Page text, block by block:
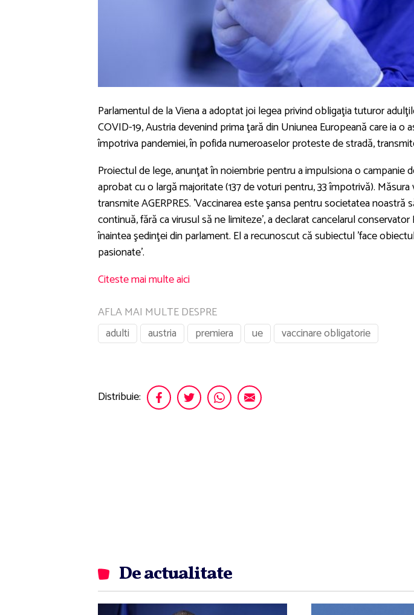
Parlamentul de la Viena a adoptat joi legea privind obligaţia tuturor
COVID-19, Austria devenind prima ţară din Uniunea Europeană care ia
împotriva pandemiei, în pofida numeroaselor proteste de stradă,
Proiectul de lege, anunţat în noiembrie pentru a impulsiona o campanie
aprobat cu o largă majoritate (137 de voturi pentru, 33 împotrivă).
transmite AGERPRES. 'Vaccinarea este şansa pentru societatea
continuă, fără ca virusul să ne limiteze', a declarat cancelarul
înaintea şedinţei din parlament. El a recunoscut că subiectul 'face
pasionate'.
Citeste mai multe aici
AFLA MAI MULTE DESPRE
adulti
austria premiera ue vaccinare obligatorie
Distribuie:
De actualitate